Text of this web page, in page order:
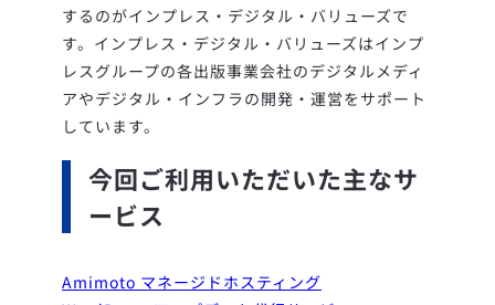
するのがインプレス・デジタル・バリューズで
す。インプレス・デジタル・バリューズはインプ
レスグループの各出版事業会社のデジタルメディ
アやデジタル・インフラの開発・運営をサポート
しています。
今回ご利用いただいた主なサ
ービス
Amimoto マネージドホスティング